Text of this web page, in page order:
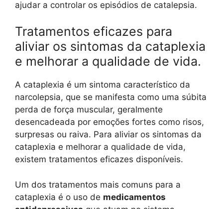
ajudar a controlar os episódios de catalepsia.
Tratamentos eficazes para
aliviar os sintomas da cataplexia
e melhorar a qualidade de vida.
A cataplexia é um sintoma característico da
narcolepsia, que se manifesta como uma súbita
perda de força muscular, geralmente
desencadeada por emoções fortes como risos,
surpresas ou raiva. Para aliviar os sintomas da
cataplexia e melhorar a qualidade de vida,
existem tratamentos eficazes disponíveis.
Um dos tratamentos mais comuns para a
cataplexia é o uso de medicamentos